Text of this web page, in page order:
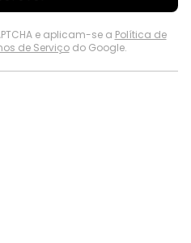
e aplicam-se a Política de
de Serviçodo Google.